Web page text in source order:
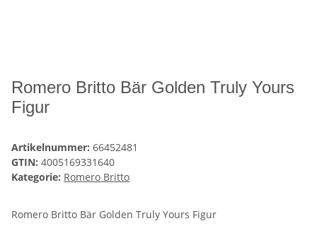
Romero Britto Bär Golden Truly Yours
Figur
Artikelnummer: 66452481
GTIN: 4005169331640
Kategorie: Romero Britto
Romero Britto Bär Golden Truly Yours Figur